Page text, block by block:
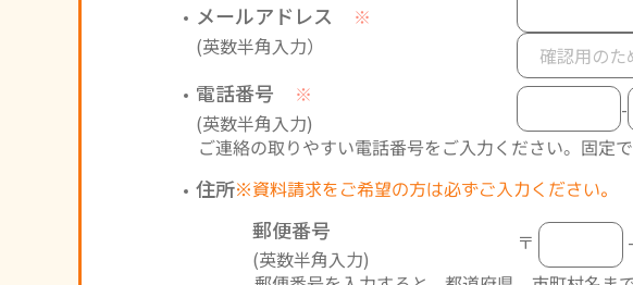
メールアドレス
※
(英数半角入力）
電話番号
※
(英数半角入力)
-
ご連絡の取りやすい電話番号をご入力ください。 固定
住所※資料請求をご希望の方は必ずご入力ください。
郵便番号
(英数半角入力)
〒 -